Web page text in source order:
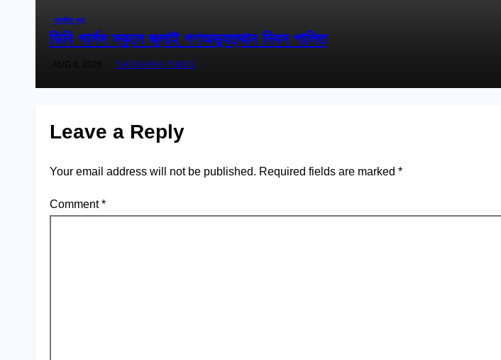
সাতক্ষীরা সদর
ডিবি গার্লস স্কুলে জুলাই গণঅভ্যুত্থান দিবস পালিত
AUG 6, 2026 SATKHIRA TIMES
Leave a Reply
Your email address will not be published. Required fields are marked *
Comment*